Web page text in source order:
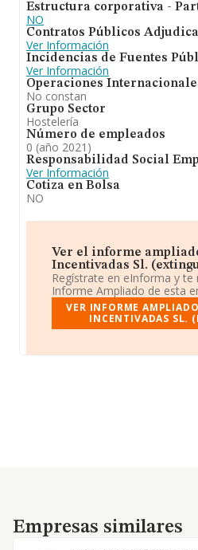
Estructura corporativa -
NO
Contratos Públicos
Ver Información
Incidencias de Fuentes
Ver Información
Operaciones
No constan
Grupo Sector
Hostelería
Número de empleados
0 (año 2021)
Responsabilidad Social
Ver Información
Cotiza en Bolsa
NO
Ver el informe
Incentivadas Sl.
Regístrate en eInforma y te
Informe Ampliado de esta
VER INFORME
INCENTIVADAS SL.
Empresas similares
Empresas similares